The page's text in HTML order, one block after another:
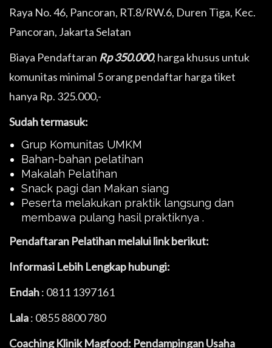
Raya No. 46, Pancoran, RT.8/RW.6, Duren Tiga, Kec.
Pancoran, Jakarta Selatan
Biaya Pendaftaran Rp 350.000, harga khusus untuk
komunitas minimal 5 orang pendaftar harga tiket
hanya Rp. 325.000,-
Sudah termasuk:
Grup Komunitas UMKM
Bahan-bahan pelatihan
Makalah Pelatihan
Snack pagi dan Makan siang
Peserta melakukan praktik langsung dan
membawa pulang hasil praktiknya .
Pendaftaran Pelatihan melalui link berikut:
Informasi Lebih Lengkap hubungi:
Endah: 0811 1397161
Lala: 0855 8800 780
Coaching Klinik Magfood: Pendampingan Usaha